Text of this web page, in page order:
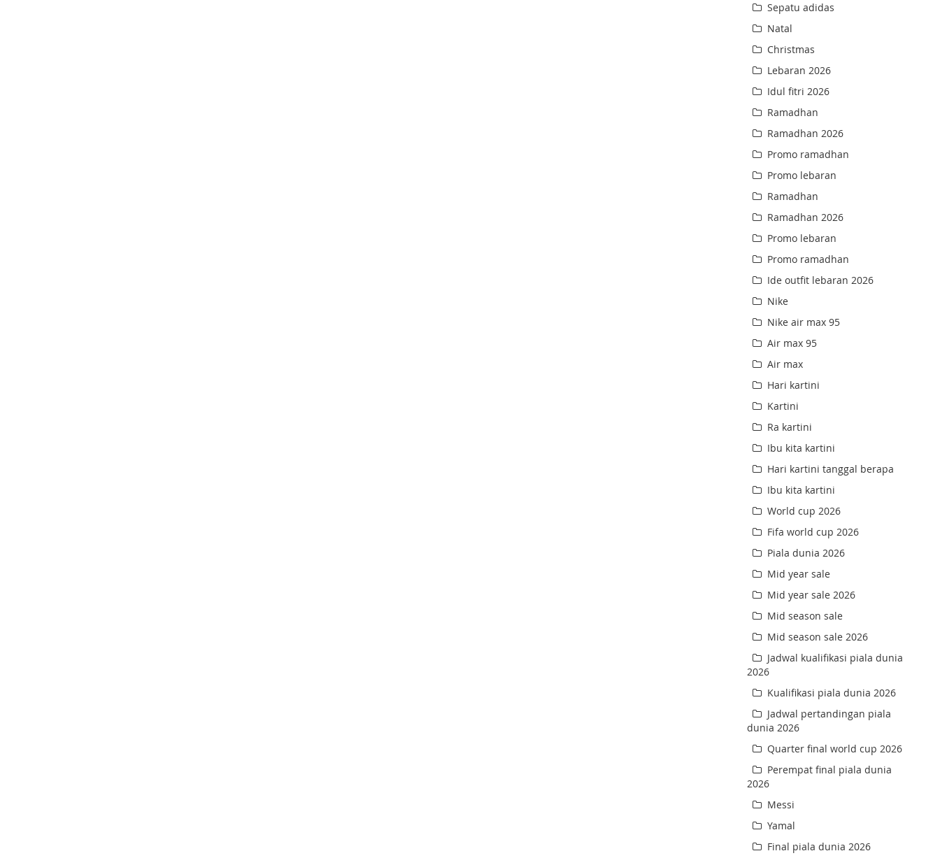
Sepatu adidas
Natal
Christmas
Lebaran 2026
Idul fitri 2026
Ramadhan
Ramadhan 2026
Promo ramadhan
Promo lebaran
Ramadhan
Ramadhan 2026
Promo lebaran
Promo ramadhan
Ide outfit lebaran 2026
Nike
Nike air max 95
Air max 95
Air max
Hari kartini
Kartini
Ra kartini
Ibu kita kartini
Hari kartini tanggal berapa
Ibu kita kartini
World cup 2026
Fifa world cup 2026
Piala dunia 2026
Mid year sale
Mid year sale 2026
Mid season sale
Mid season sale 2026
Jadwal kualifikasi piala dunia
2026
Kualifikasi piala dunia 2026
Jadwal pertandingan piala
dunia 2026
Quarter final world cup 2026
Perempat final piala dunia
2026
Messi
Yamal
Final piala dunia 2026